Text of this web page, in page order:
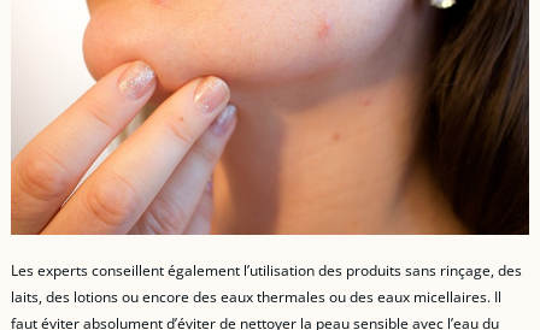
Les experts conseillent également l’utilisation des produits sans rinçage, des
laits, des lotions ou encore des eaux thermales ou des eaux micellaires. Il
faut éviter absolument d’éviter de nettoyer la peau sensible avec l’eau du